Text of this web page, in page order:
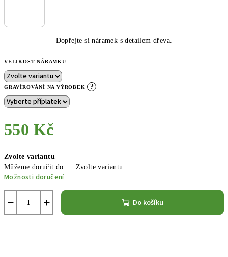
Dopřejte si náramek s detailem dřeva.
VELIKOST NÁRAMKU
GRAVÍROVÁNÍ NA VÝROBEK ?
550 Kč
cena:
Zvolte variantu
Můžeme doručit do:
Zvolte variantu
Možnosti doručení
+
− Do košíku